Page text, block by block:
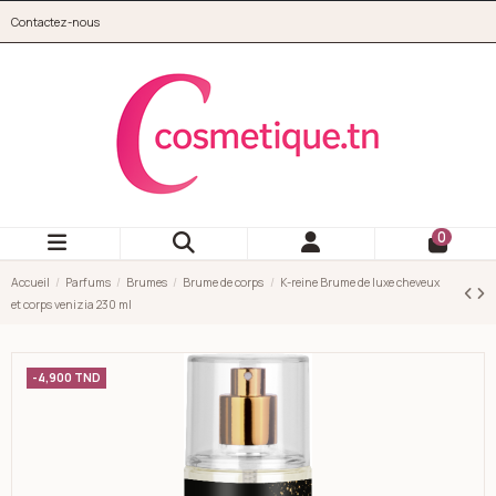
Contactez-nous
0
Accueil Parfums Brumes Brume de corps
K-reine Brume de luxe cheveux
et corps venizia 230 ml
-4,900 TND